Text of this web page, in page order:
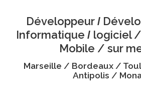
Développeur /
Informatique / logiciel
Mobile / sur
Marseille / Bordeaux /
Antipolis /